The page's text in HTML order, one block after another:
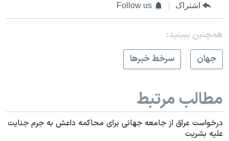
اشتراک Follow us
همچنبن ببینید:
جهان
سرخط خبرها
مطالب مرتبط
درخواست عراق از جامعه جهانی برای محاکمه داعش به جرم جنایت
علیه بشریت